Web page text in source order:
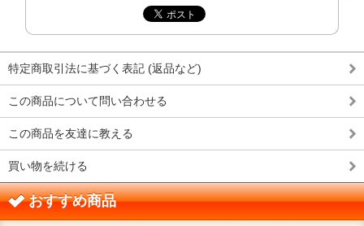
特定商取引法に基づく表記 (返品など)
この商品について問い合わせる
この商品を友達に教える
買い物を続ける
おすすめ商品